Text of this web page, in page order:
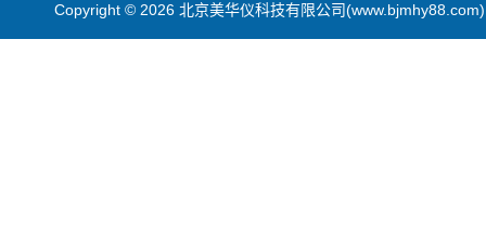
Copyright © 2026 北京美华仪科技有限公司